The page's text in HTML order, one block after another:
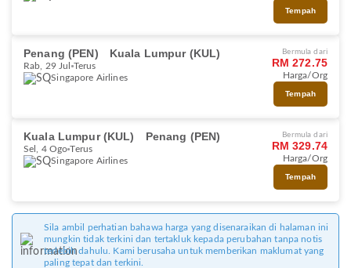
Tempah
Penang (PEN) Kuala Lumpur (KUL)
Rab, 29 Jul
Terus
Singapore Airlines
Bermula dari
RM 272.75
Harga/Org
Tempah
Kuala Lumpur (KUL) Penang (PEN)
Sel, 4 Ogo Terus
Singapore Airlines
Bermula dari
RM 329.74
Harga/Org
Tempah
Sila ambil perhatian bahawa harga yang disenaraikan di halaman ini
mungkin tidak terkini dan tertakluk kepada perubahan tanpa notis
terlebih dahulu. Kami berusaha untuk memberikan maklumat yang
paling tepat dan terkini.